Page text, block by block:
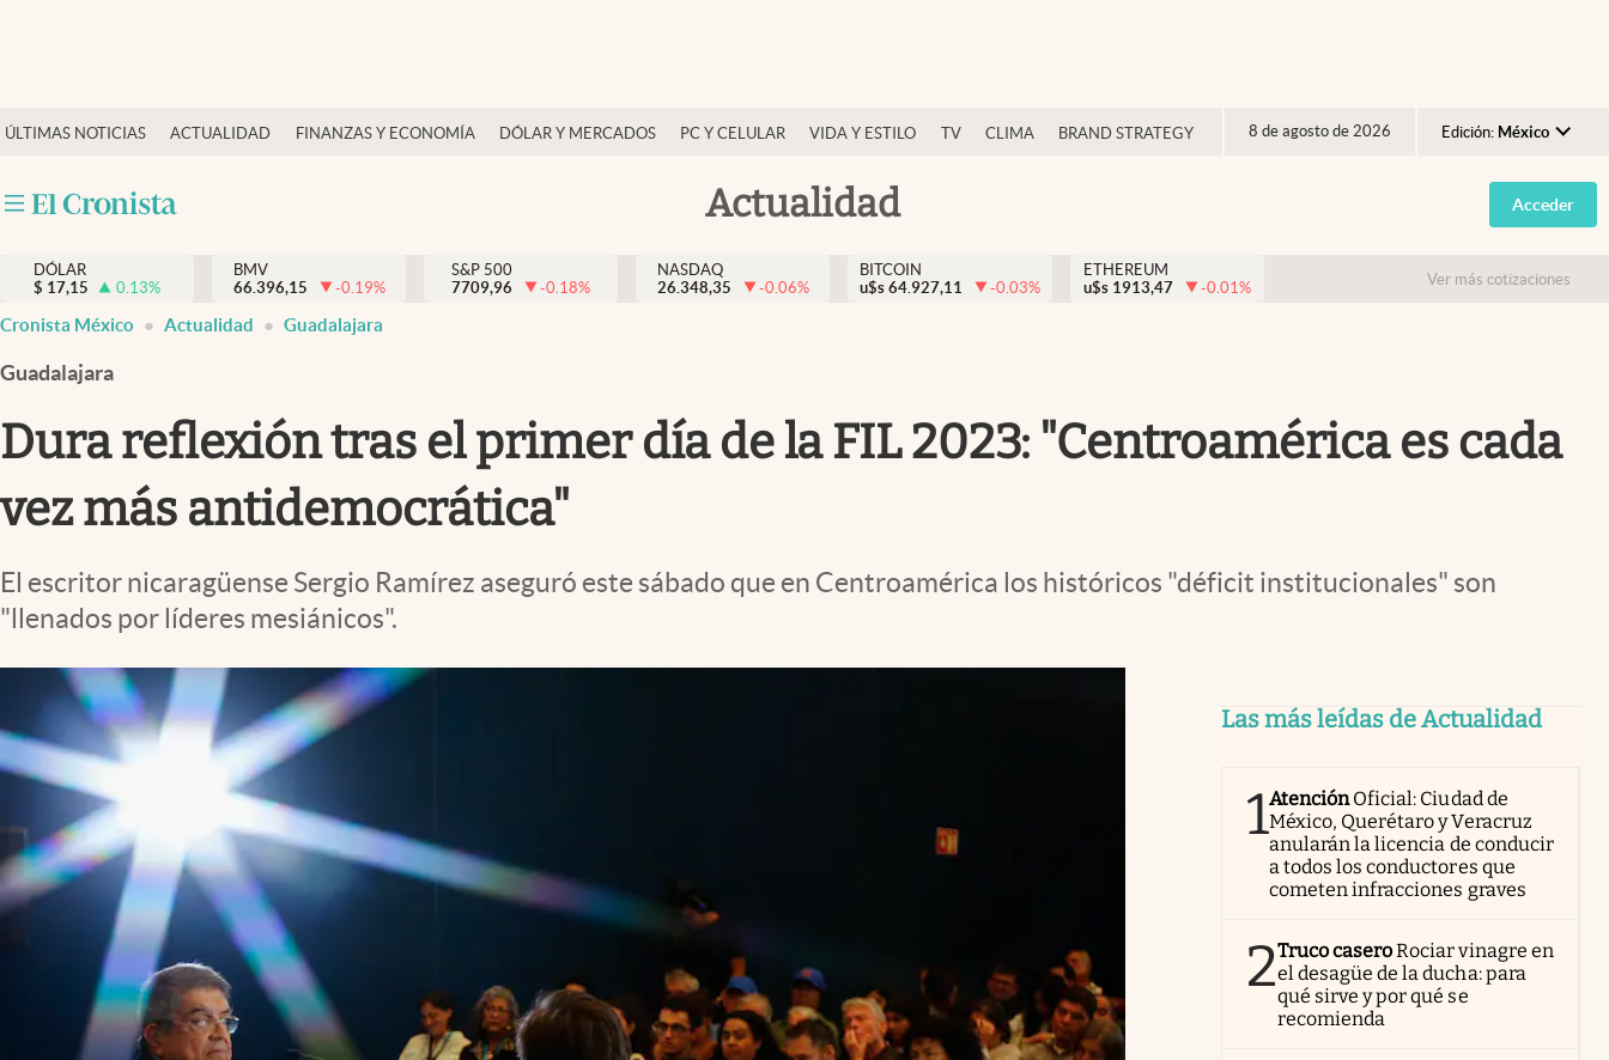
ÚLTIMAS NOTICIAS ACTUALIDAD FINANZAS Y ECONOMÍA DÓLAR Y MERCADOS PC Y CELULAR VIDA Y ESTILO TV CLIMA BRAND STRATEGY 8 de agosto de 2026 Edición: México
Argentina
España
USA
Actualidad
Actualidad
Internacionales
Opinión
Brand Strategy
Vida y estilo
Tv
Espiritualidad
abre en nueva pestaña
Acceder
DÓLAR
$ 17,15 0.13%
BMV
66.396,15
-0.19%
S&P 500
7709,96
-0.18%
NASDAQ
26.348,35
-0.06%
BITCOIN
u$s 64.927,11 -0.03%
ETHEREUM
u$s 1913,47 -0.01% Ver más cotizaciones
Cronista México Actualidad Guadalajara
Guadalajara
Dura reflexión tras el primer día de la FIL 2023: "Centroamérica es cada
vez más antidemocrática"
El escritor nicaragüense Sergio Ramírez aseguró este sábado que en Centroamérica los históricos "déficit institucionales" son
"llenados por líderes mesiánicos".
Las más leídas de Actualidad
1AtenciónOficial: Ciudad de
México, Querétaro y Veracruz
anularán la licencia de conducir
a todos los conductores que
cometen infracciones graves
2Truco caseroRociar vinagre en
el desagüe de la ducha: para
qué sirve y por qué se
recomienda